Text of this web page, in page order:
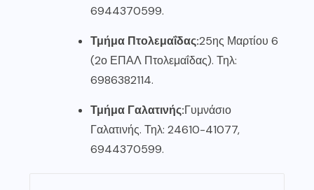
6944370599.
Τμήμα Πτολεμαΐδας:25ης Μαρτίου 6
(2ο ΕΠΑΛ Πτολεμαΐδας). Τηλ:
6986382114.
Τμήμα Γαλατινής:Γυμνάσιο
Γαλατινής. Τηλ: 24610-41077,
6944370599.